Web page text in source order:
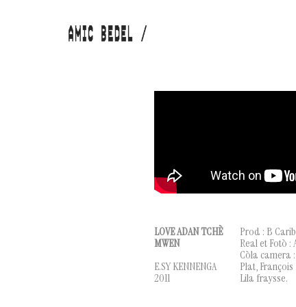
LOVE ADAN TCHÈ
MWEN
E.SY KENNENGA
2011
Prod : B
Real et Fotò :
Còla camera
Plat,
Lila fraysse.